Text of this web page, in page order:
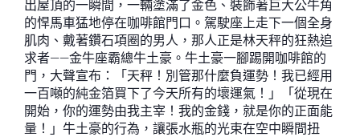
出屋頂的一瞬間，一輛塗滿了金色、裝飾著巨大公牛角
的悍馬車猛地停在咖啡館門口。駕駛座上走下一個全身
肌肉、戴著鑽石項圈的男人，那人正是林天秤的狂熱追
求者——金牛座霸總牛土豪。牛土豪一腳踢開咖啡館的
門，大聲宣布：「天秤！別管那什麼負運勢！我已經用
一百噸的純金箔買下了今天所有的壞運氣！」「從現在
開始，你的運勢由我主宰！我的金錢，就是你的正面能
量！」牛土豪的行為，讓張水瓶的光束在空中瞬間扭